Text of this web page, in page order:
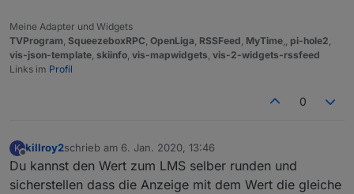
Meine Adapter und Widgets
TVProgram SqueezeboxRPC OpenLiga RSSFeed MyTime pi-hole2
vis-json-template skiinfo vis-mapwidgets vis-2-widgets-rssfeed
Links im Profil
0
K
Offline
killroy2schrieb am 6. Jan. 2020, 13:46
zuletzt editiert von
Du kannst den Wert zum LMS selber runden und
sicherstellen dass die Anzeige mit dem Wert die gleiche